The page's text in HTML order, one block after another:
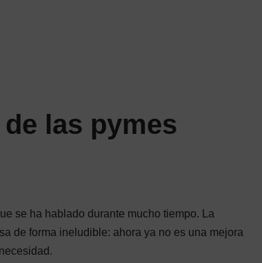
las pymes
se ha hablado durante mucho tiempo. La
de forma ineludible: ahora ya no es una mejora